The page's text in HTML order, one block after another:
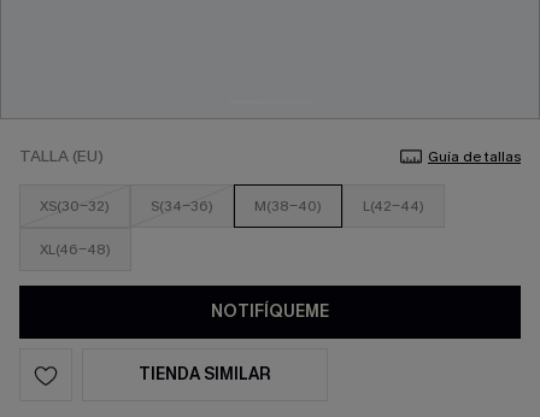
TALLA (EU) Guía de tallas
XS(30-32) S(34-36) M(38-40) L(42-44)
XL(46-48)
NOTIFÍQUEME
TIENDA SIMILAR